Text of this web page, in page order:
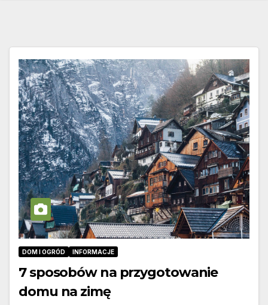
DOM I OGRÓD INFORMACJE
7 sposobów na przygotowanie
domu na zimę